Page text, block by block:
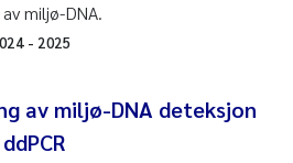
miljø-DNA.
- 2025
av miljø-DNA deteksjon